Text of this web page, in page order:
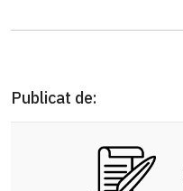
Publicat de: